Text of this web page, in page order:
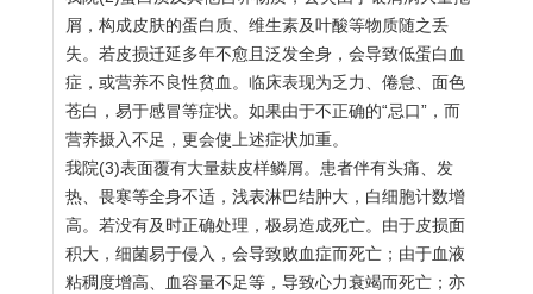
屑，构成皮肤的蛋白质、维生素及叶酸等物质随之丢
失。若皮损迁延多年不愈且泛发全身，会导致低蛋白血
症，或营养不良性贫血。临床表现为乏力、倦怠、面色
苍白，易于感冒等症状。如果由于不正确的“忌口”，而
营养摄入不足，更会使上述症状加重。
我院(3)表面覆有大量麸皮样鳞屑。患者伴有头痛、发
热、畏寒等全身不适，浅表淋巴结肿大，白细胞计数增
高。若没有及时正确处理，极易造成死亡。由于皮损面
积大，细菌易于侵入，会导致败血症而死亡；由于血液
粘稠度增高、血容量不足等，导致心力衰竭而死亡；亦